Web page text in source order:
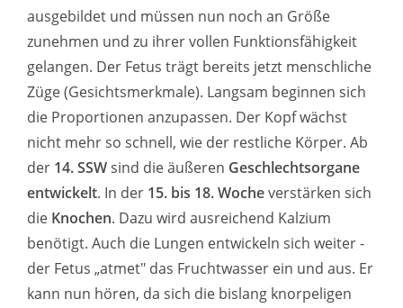
ausgebildet und müssen nun noch an Größe
zunehmen und zu ihrer vollen Funktionsfähigkeit
gelangen. Der Fetus trägt bereits jetzt menschliche
Züge (Gesichtsmerkmale). Langsam beginnen sich
die Proportionen anzupassen. Der Kopf wächst
nicht mehr so schnell, wie der restliche Körper. Ab
der 14. SSWsind die äußeren Geschlechtsorgane
entwickelt. In der 15. bis 18. Wocheverstärken sich
die Knochen. Dazu wird ausreichend Kalzium
benötigt. Auch die Lungen entwickeln sich weiter -
der Fetus „atmet" das Fruchtwasser ein und aus. Er
kann nun hören, da sich die bislang knorpeligen